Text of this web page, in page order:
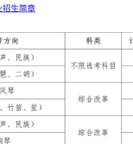
招生简章